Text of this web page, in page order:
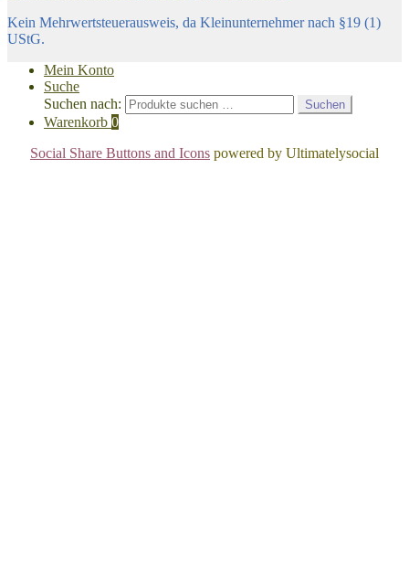
Kein Mehrwertsteuerausweis, da Kleinunternehmer nach §19 (1)
UStG.
Mein Konto
Suche
Suchen nach:
Suchen
Warenkorb 0
Social Share Buttons and Icons powered by Ultimatelysocial